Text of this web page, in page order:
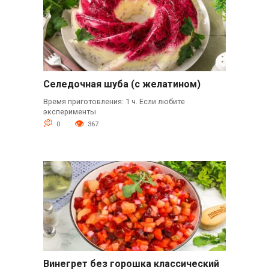
Селедочная шуба (с желатином)
Время приготовления: 1 ч. Если любите
эксперименты
0 367
Винегрет без горошка классический